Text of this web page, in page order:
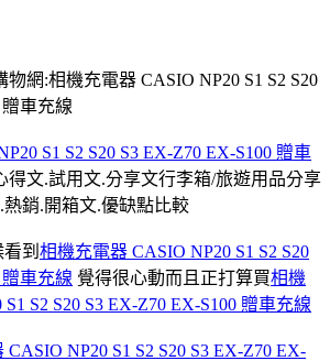
物網:相機充電器 CASIO NP20 S1 S2 S20
贈車充線
S1 S2 S20 S3 EX-Z70 EX-S100 贈車
得文.試用文.分享文行李箱/旅遊用品分享
銷.開箱文.優缺點比較
到 相機充電器 CASIO NP20 S1 S2 S20
贈車充線 覺得很心動而且正打算買相機
S2 S20 S3 EX-Z70 EX-S100 贈車充線
NP20 S1 S2 S20 S3 EX-Z70 EX-